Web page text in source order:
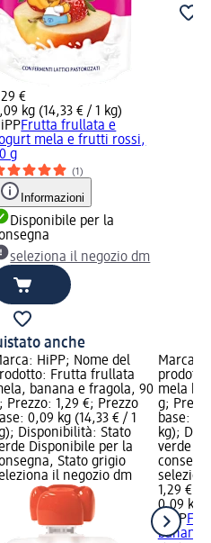
€
kg (14,33 € / 1 kg)
Frutta frullata e
mela e frutti rossi,
g
(1)
Informazioni
Disponibile per la
seleziona il negozio dm
anche
HiPP; Nome del
Frutta frullata
banana e fragola, 90
Prezzo: 1,29 €; Prezzo
0,09 kg (14,33 € / 1
Disponibilità: Stato
Disponibile per la
Stato grigio
il negozio dm
Marca:
mela
g;
base:
kg);
verde
1,29 €
0,09 kg
HiPP
banana